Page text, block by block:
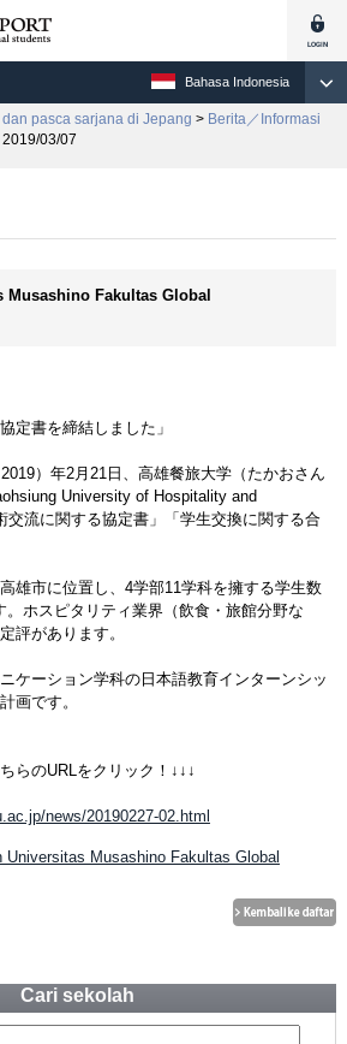
Bahasa Indonesia
pasca sarjana di Jepang > Berita／Informasi
2019/03/07
Musashino Fakultas Global
定書を締結しました」
）年2月21日、高雄餐旅大学（たかおさん
University of Hospitality and
交流に関する協定書」「学生交換に関する合
雄市に位置し、4学部11学科を擁する学生数
。ホスピタリティ業界（飲食・旅館分野な
評があります。
ケーション学科の日本語教育インターンシッ
画です。
らのURLをクリック！↓↓↓
news/20190227-02.html
Musashino Fakultas Global
Cari sekolah